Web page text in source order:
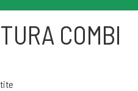
COMBI